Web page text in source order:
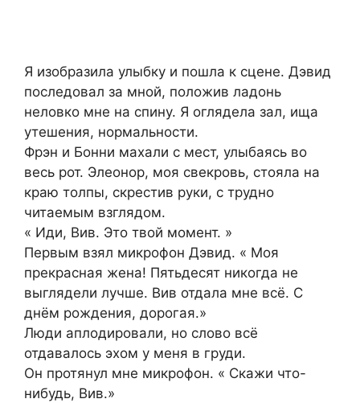
Я изобразила улыбку и пошла к сцене. Дэвид
последовал за мной, положив ладонь
неловко мне на спину. Я оглядела зал, ища
утешения, нормальности.
Фрэн и Бонни махали с мест, улыбаясь во
весь рот. Элеонор, моя свекровь, стояла на
краю толпы, скрестив руки, с трудно
читаемым взглядом.
« Иди, Вив. Это твой момент. »
Первым взял микрофон Дэвид. « Моя
прекрасная жена! Пятьдесят никогда не
выглядели лучше. Вив отдала мне всё. С
днём рождения, дорогая.»
Люди аплодировали, но слово всё
отдавалось эхом у меня в груди.
Он протянул мне микрофон. « Скажи что-
нибудь, Вив.»